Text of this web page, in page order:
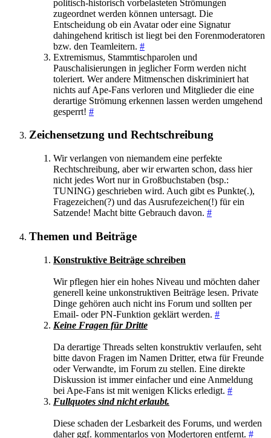
politisch-historisch vorbelasteten Strömungen
zugeordnet werden können untersagt. Die
Entscheidung ob ein Avatar oder eine Signatur
dahingehend kritisch ist liegt bei den Forenmoderatoren
bzw. den Teamleitern. #
Extremismus, Stammtischparolen und
Pauschalisierungen in jeglicher Form werden nicht
toleriert. Wer andere Mitmenschen diskriminiert hat
nichts auf Ape-Fans verloren und Mitglieder die eine
derartige Strömung erkennen lassen werden umgehend
gesperrt! #
Zeichensetzung und Rechtschreibung
Wir verlangen von niemandem eine perfekte
Rechtschreibung, aber wir erwarten schon, dass hier
nicht jedes Wort nur in Großbuchstaben (bsp.:
TUNING) geschrieben wird. Auch gibt es Punkte(.),
Fragezeichen(?) und das Ausrufezeichen(!) für ein
Satzende! Macht bitte Gebrauch davon. #
Themen und Beiträge
Konstruktive Beiträge schreiben
Wir pflegen hier ein hohes Niveau und möchten daher
generell keine unkonstruktiven Beiträge lesen. Private
Dinge gehören auch nicht ins Forum und sollten per
Email- oder PN-Funktion geklärt werden. #
Keine Fragen für Dritte
Da derartige Threads selten konstruktiv verlaufen, seht
bitte davon Fragen im Namen Dritter, etwa für Freunde
oder Verwandte, im Forum zu stellen. Eine direkte
Diskussion ist immer einfacher und eine Anmeldung
bei Ape-Fans ist mit wenigen Klicks erledigt. #
Fullquotes sind nicht erlaubt.
Diese schaden der Lesbarkeit des Forums, und werden
daher ggf. kommentarlos von Modertoren entfernt. #